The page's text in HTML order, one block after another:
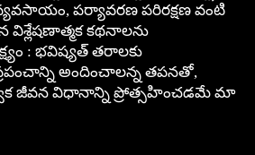
పర్యావరణ పరిరక్షణ వంటి
కథనాలను
: భవిష్యత్ తరాలకు
అందించాలన్న తపనతో,
జీవన విధానాన్ని ప్రోత్సహించడమే మా